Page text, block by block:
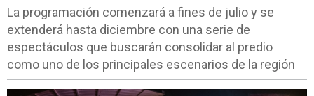
La programación comenzará a fines de julio y se
extenderá hasta diciembre con una serie de
espectáculos que buscarán consolidar al predio
como uno de los principales escenarios de la región